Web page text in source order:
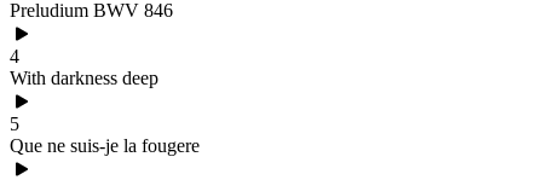
Preludium BWV 846
4
With darkness deep
5
Que ne suis-je la fougere